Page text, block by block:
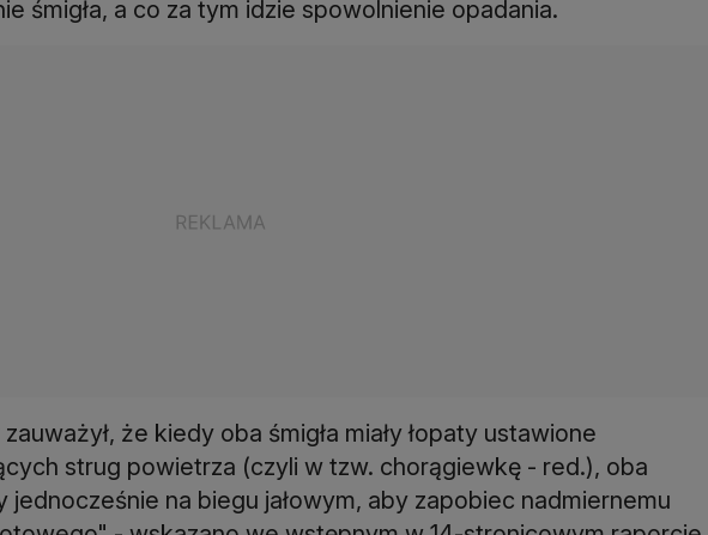
śmigła, a co za tym idzie spowolnienie opadania.
że kiedy oba śmigła miały łopaty ustawione
strug powietrza (czyli w tzw. chorągiewkę - red.), oba
jednocześnie na biegu jałowym, aby zapobiec nadmiernemu